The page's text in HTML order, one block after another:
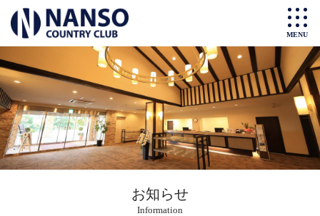
お知らせ
Information